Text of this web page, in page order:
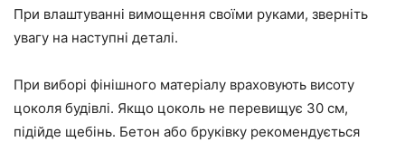
При влаштуванні вимощення своїми руками, зверніть
увагу на наступні деталі.
При виборі фінішного матеріалу враховують висоту
цоколя будівлі. Якщо цоколь не перевищує 30 см,
підійде щебінь. Бетон або бруківку рекомендується